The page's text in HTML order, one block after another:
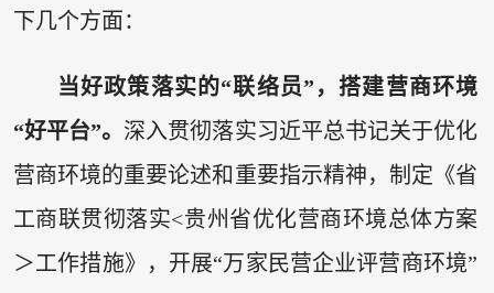
下几个方面：
当好政策落实的“联络员”，搭建营商环境
“好平台”。 深入贯彻落实习近平总书记关于优化
营商环境的重要论述和重要指示精神，制定《省
工商联贯彻落实<贵州省优化营商环境总体方案
＞工作措施》，开展“万家民营企业评营商环境”